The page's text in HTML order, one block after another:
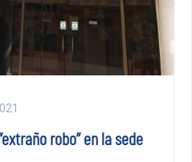
robo” en la sede